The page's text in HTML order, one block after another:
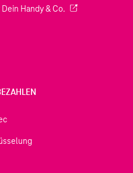
Handy & Co. (Wird in einem